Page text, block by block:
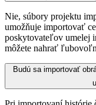
Nie, súbory projektu
umožňuje importovať
poskytovateľov umelej
môžete nahrať
Budú sa importovať